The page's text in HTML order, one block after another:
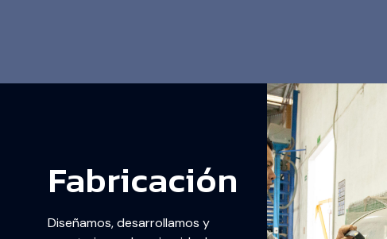
Fabricación
Diseñamos, desarrollamos y